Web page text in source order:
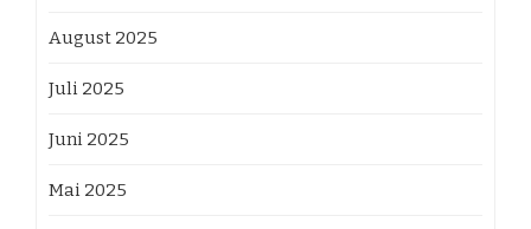
August 2025
Juli 2025
Juni 2025
Mai 2025